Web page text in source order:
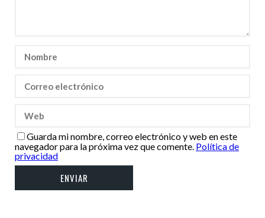
Guarda mi nombre, correo electrónico y web en este
navegador para la próxima vez que comente. Política de
privacidad